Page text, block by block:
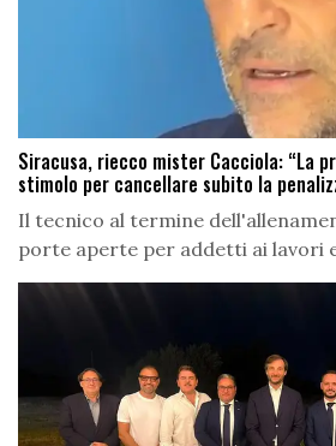
Siracusa, riecco mister Cacciola: “La
stimolo per cancellare subito la
Il tecnico al termine
porte aperte per addetti ai lavori